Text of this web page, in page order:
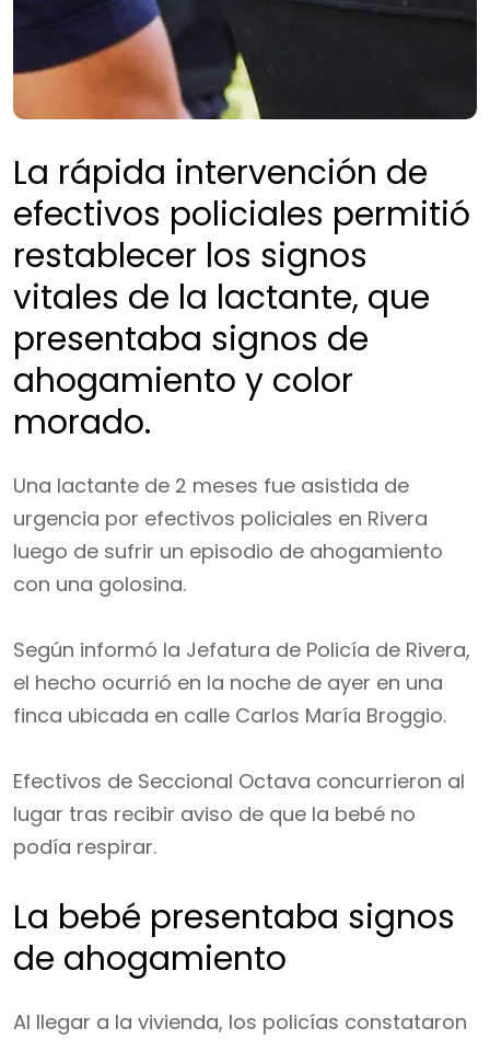
La rápida intervención de
efectivos policiales permitió
restablecer los signos
vitales de la lactante, que
presentaba signos de
ahogamiento y color
morado.
Una lactante de 2 meses fue asistida de
urgencia por efectivos policiales en Rivera
luego de sufrir un episodio de ahogamiento
con una golosina.
Según informó la Jefatura de Policía de Rivera,
el hecho ocurrió en la noche de ayer en una
finca ubicada en calle Carlos María Broggio.
Efectivos de Seccional Octava concurrieron al
lugar tras recibir aviso de que la bebé no
podía respirar.
La bebé presentaba signos
de ahogamiento
Al llegar a la vivienda, los policías constataron